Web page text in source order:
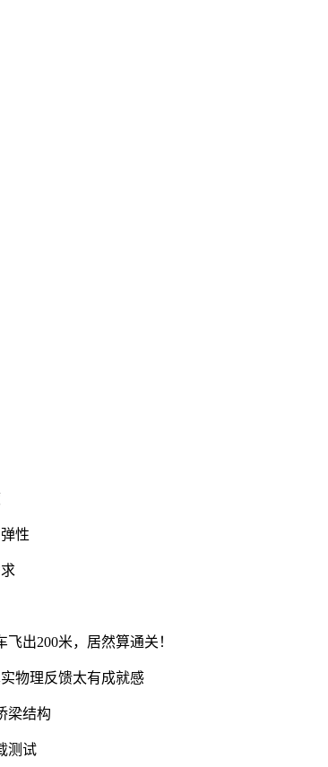
性
出200米，居然算通关！
物理反馈太有成就感
梁结构
测试